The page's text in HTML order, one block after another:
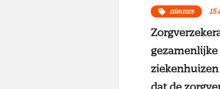
nieuws 15